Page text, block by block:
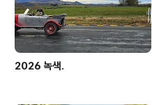
치킨보다 맛나다는 쑤린표 윙튀김.진짜 ..
2026 녹색.